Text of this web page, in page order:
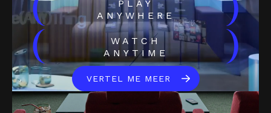
(
PLAY
ANYWHERE
)
(
WATCH
ANYTIME
)
VERTEL ME MEER